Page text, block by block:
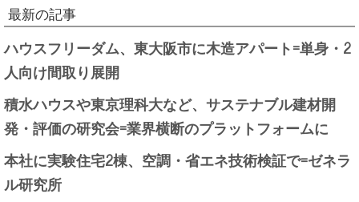
最新の記事
ハウスフリーダム、東大阪市に木造アパート=単身・2
人向け間取り展開
積水ハウスや東京理科大など、サステナブル建材開
発・評価の研究会=業界横断のプラットフォームに
本社に実験住宅2棟、空調・省エネ技術検証で=ゼネラ
ル研究所